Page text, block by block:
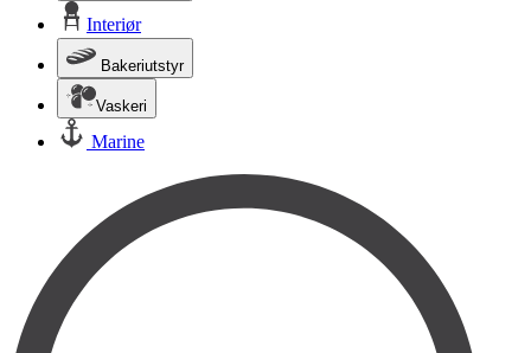
Interiør
Bakeriutstyr
Vaskeri
Marine